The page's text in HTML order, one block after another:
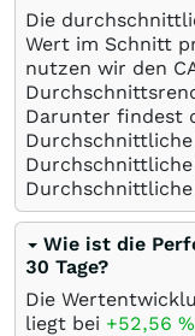
Die
Wert im Schnitt
nutzen wir den
Darunter findest
Wie ist die
30 Tage?
Die
liegt bei +52,56 %